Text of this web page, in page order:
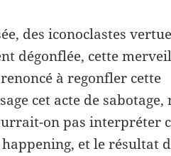
des iconoclastes
dégonflée, cette
à regonfler cette
cet acte de sabotage,
on pas interpréter
et le résultat